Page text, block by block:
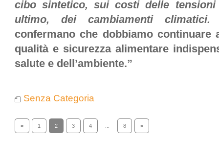
cibo sintetico, sui costi delle
ultimo, dei cambiamenti
confermano che dobbiamo continuare
qualità e sicurezza alimentare
salute e dell’ambiente.”
Senza Categoria
< 1 2 3 4 8 >